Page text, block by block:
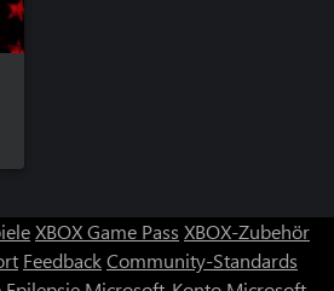
XBOX Game Pass XBOX-Zubehör
FeedbackCommunity-Standards